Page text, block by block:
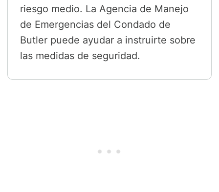
riesgo medio. La Agencia de Manejo
de Emergencias del Condado de
Butler puede ayudar a instruirte sobre
las medidas de seguridad.